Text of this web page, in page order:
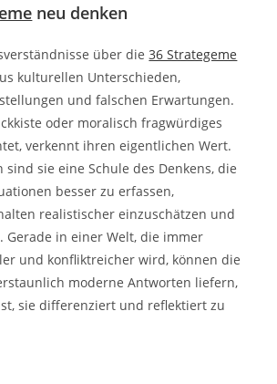
neu denken
über die36 Strategeme
kulturellen Unterschieden,
und falschen Erwartungen.
oder moralisch fragwürdiges
verkennt ihren eigentlichen Wert.
sind sie eine Schule des Denkens, die
besser zu erfassen,
realistischer einzuschätzen und
Gerade in einer Welt, die immer
und konfliktreicher wird, können die
moderne Antworten liefern,
sie differenziert und reflektiert zu